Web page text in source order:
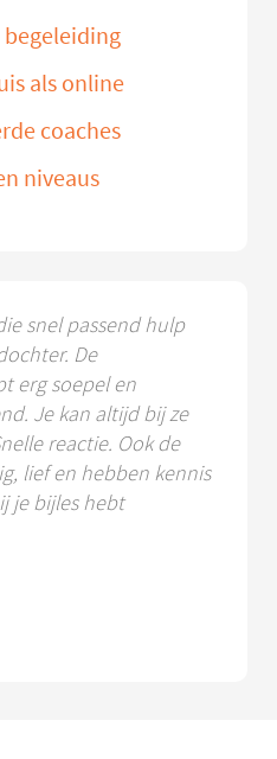
als online
coaches
niveaus
snel passend hulp
De
erg soepel en
Je kan altijd bij ze
reactie. Ook de
lief en hebben kennis
je bijles hebt